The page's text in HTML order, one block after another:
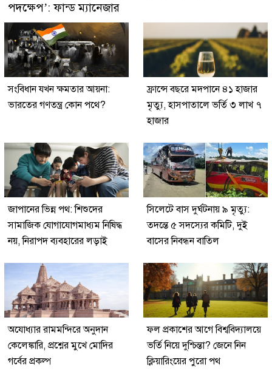
পদক্ষেপ’: ফান্ড ম্যানেজার
সংবিধান যখন ক্ষমতার আয়না:
ভারতের গণতন্ত্র কোন পথে?
ফ্রান্সে বছরে মদপানে ৪১ হাজার
মৃত্যু, হাসপাতালে ভর্তি ৩ লাখ ৭
হাজার
জাপানের ভিন্ন পথ: শিশুদের
সামাজিক যোগাযোগমাধ্যম নিষিদ্ধ
নয়, নিরাপদ ব্যবহারের লড়াই
সিলেটে বাস দুর্ঘটনায় ৯ মৃত্যু:
তদন্তে ৫ সদস্যের কমিটি, দুই
বাসের নিবন্ধন বাতিল
অযোধ্যার রামমন্দিরে অনুদান
কেলেঙ্কারি, প্রশ্নের মুখে মোদির
গর্বের প্রকল্প
ফল প্রকাশের আগে বিশ্ববিদ্যালয়ে
ভর্তি নিয়ে দুশ্চিন্তা? জেনে নিন
ক্লিয়ারিংয়ের পুরো পথ